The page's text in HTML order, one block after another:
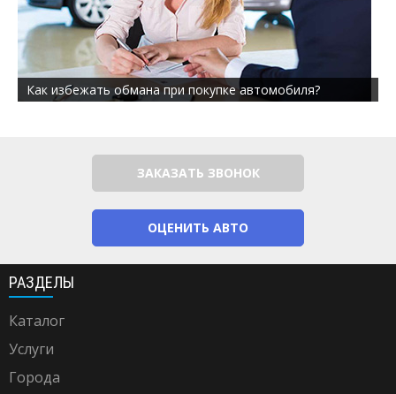
Как избежать обмана при покупке автомобиля?
ЗАКАЗАТЬ ЗВОНОК
ОЦЕНИТЬ АВТО
РАЗДЕЛЫ
Каталог
Услуги
Города